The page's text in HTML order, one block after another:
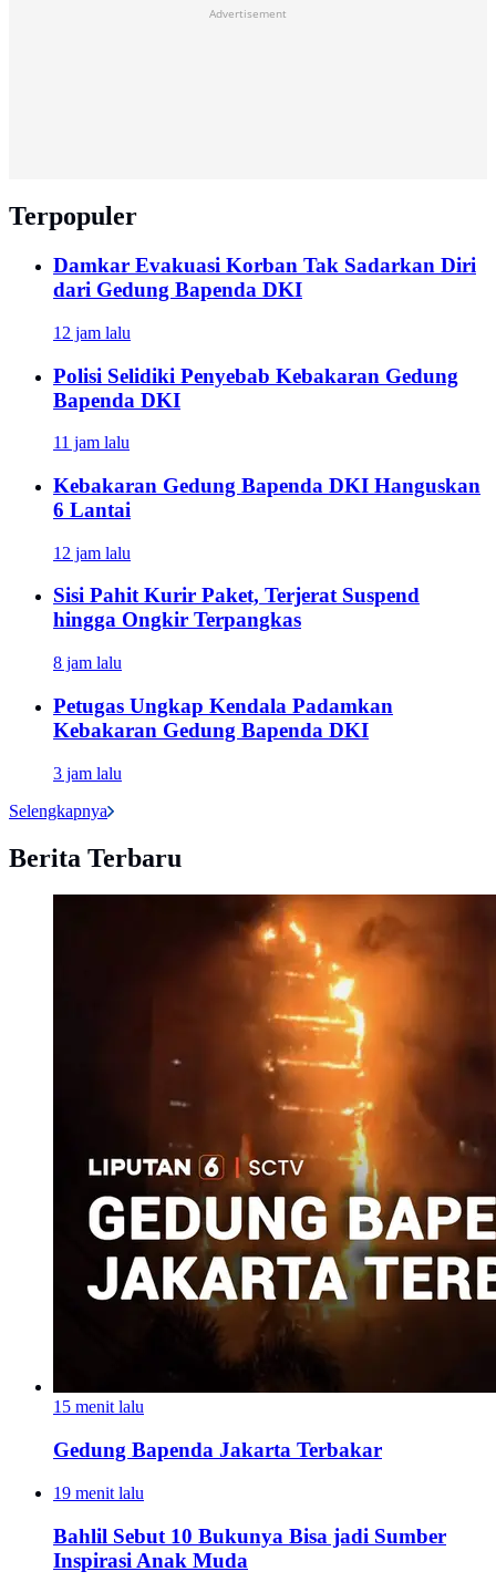
Advertisement
Terpopuler
Damkar Evakuasi Korban Tak Sadarkan Diri
dari Gedung Bapenda DKI
12 jam lalu
Polisi Selidiki Penyebab Kebakaran Gedung
Bapenda DKI
11 jam lalu
Kebakaran Gedung Bapenda DKI Hanguskan
6 Lantai
12 jam lalu
Sisi Pahit Kurir Paket, Terjerat Suspend
hingga Ongkir Terpangkas
8 jam lalu
Petugas Ungkap Kendala Padamkan
Kebakaran Gedung Bapenda DKI
3 jam lalu
Selengkapnya
Berita Terbaru
15 menit lalu
Gedung Bapenda Jakarta Terbakar
19 menit lalu
Bahlil Sebut 10 Bukunya Bisa jadi Sumber
Inspirasi Anak Muda